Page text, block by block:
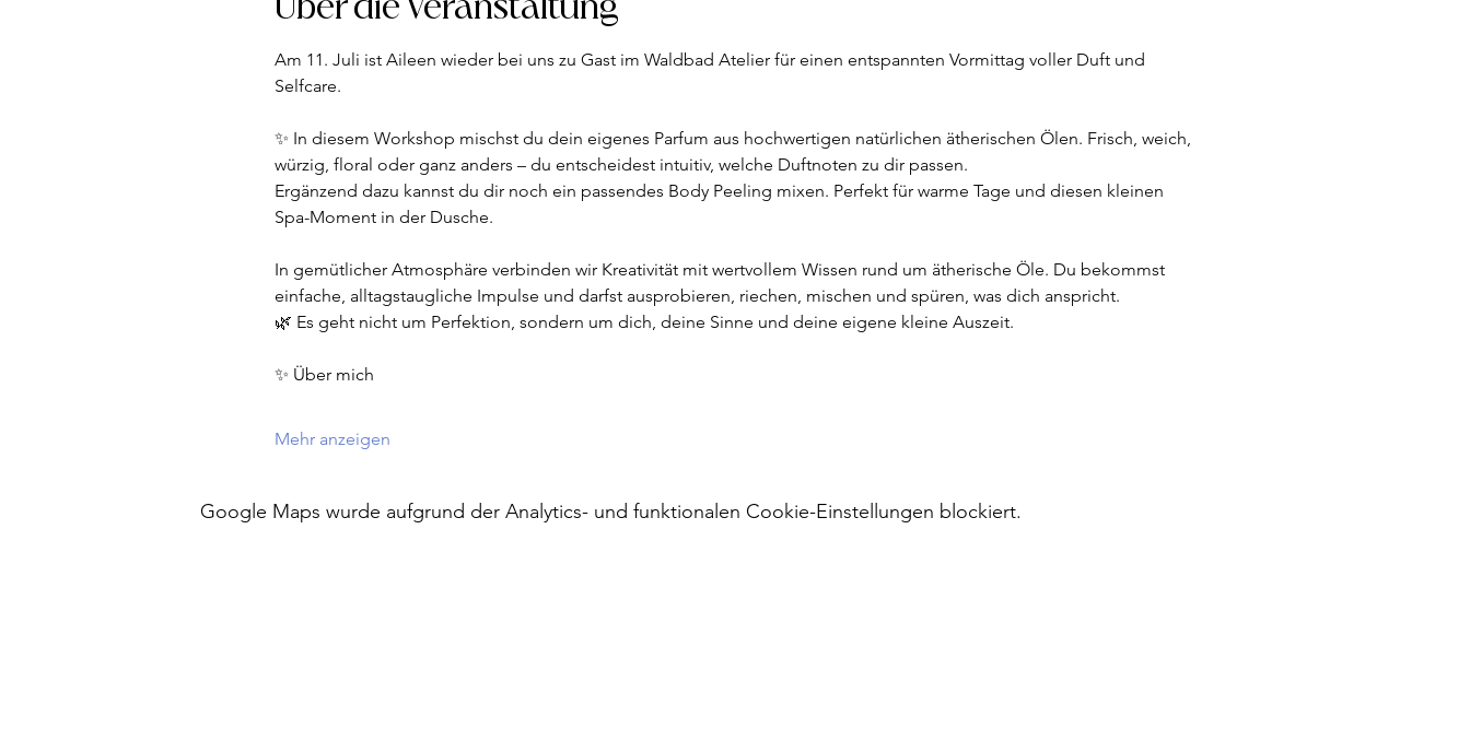
Am 11. Juli ist Aileen wieder bei uns zu Gast im Waldbad Atelier für einen entspannten Vormittag voller Duft und
Selfcare.
✨ In diesem Workshop mischst du dein eigenes Parfum aus hochwertigen natürlichen ätherischen Ölen. Frisch, weich,
würzig, floral oder ganz anders – du entscheidest intuitiv, welche Duftnoten zu dir passen.
Ergänzend dazu kannst du dir noch ein passendes Body Peeling mixen. Perfekt für warme Tage und diesen kleinen
Spa-Moment in der Dusche.
In gemütlicher Atmosphäre verbinden wir Kreativität mit wertvollem Wissen rund um ätherische Öle. Du bekommst
einfache, alltagstaugliche Impulse und darfst ausprobieren, riechen, mischen und spüren, was dich anspricht.
🌿 Es geht nicht um Perfektion, sondern um dich, deine Sinne und deine eigene kleine Auszeit.
✨ Über mich
Mehr anzeigen
Google Maps wurde aufgrund der Analytics- und funktionalen Cookie-Einstellungen blockiert.